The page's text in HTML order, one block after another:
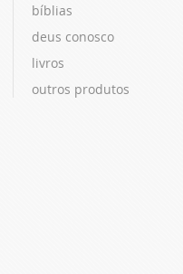
bíblias
deus conosco
livros
outros produtos